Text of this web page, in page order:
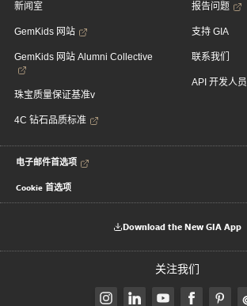
新闻室
GemKids 网站
GemKids 网站 Alumni Collective
珠宝质量保证基准v
4C 钻石品质标准
报告问题
支持 GIA
联系我们
API 开发人员
电子邮件首选项
Cookie 首选项
Download the New GIA App
关注我们